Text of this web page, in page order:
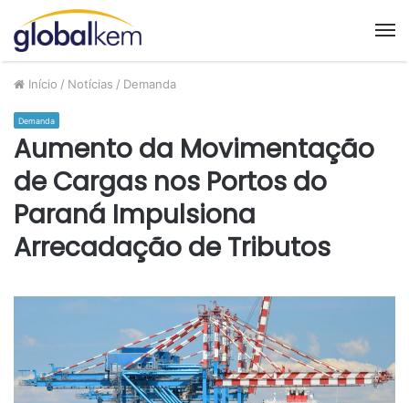
Início / Notícias / Demanda
Demanda
Aumento da Movimentação
de Cargas nos Portos do
Paraná Impulsiona
Arrecadação de Tributos